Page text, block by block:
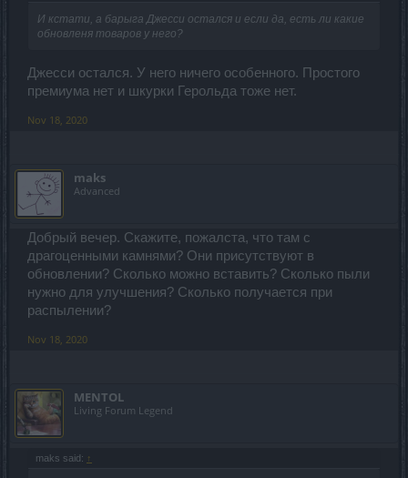
И кстати, а барыга Джесси остался и если да, есть ли какие
обновленя товаров у него?
Джесси остался. У него ничего особенного. Простого
премиума нет и шкурки Герольда тоже нет.
Nov 18, 2020
maks
Advanced
Добрый вечер. Скажите, пожалста, что там с
драгоценными камнями? Они присутствуют в
обновлении? Сколько можно вставить? Сколько пыли
нужно для улучшения? Сколько получается при
распылении?
Nov 18, 2020
MENTOL
Living Forum Legend
maks said: ↑